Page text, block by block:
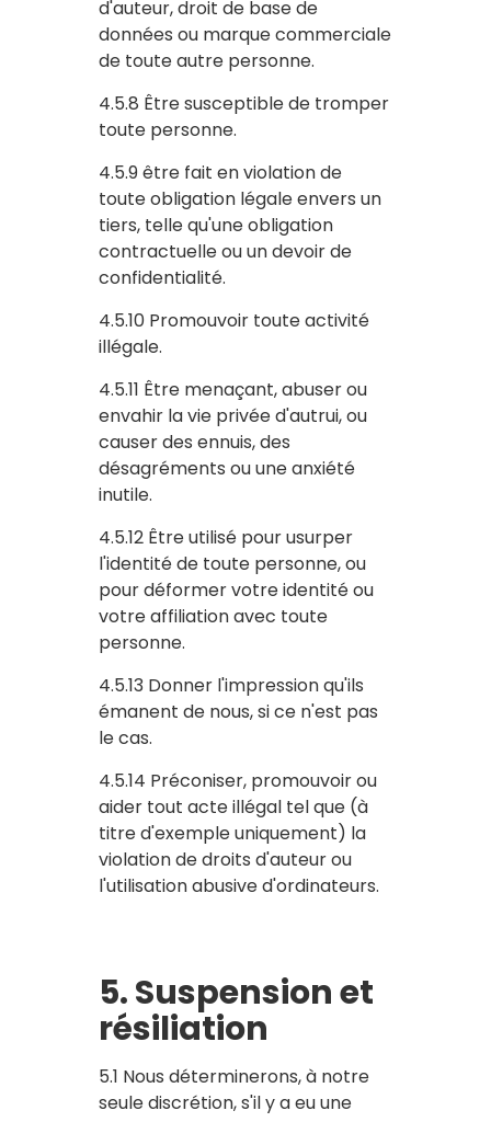
d'auteur, droit de base de
données ou marque commerciale
de toute autre personne.
4.5.8 Être susceptible de tromper
toute personne.
4.5.9 être fait en violation de
toute obligation légale envers un
tiers, telle qu'une obligation
contractuelle ou un devoir de
confidentialité.
4.5.10 Promouvoir toute activité
illégale.
4.5.11 Être menaçant, abuser ou
envahir la vie privée d'autrui, ou
causer des ennuis, des
désagréments ou une anxiété
inutile.
4.5.12 Être utilisé pour usurper
l'identité de toute personne, ou
pour déformer votre identité ou
votre affiliation avec toute
personne.
4.5.13 Donner l'impression qu'ils
émanent de nous, si ce n'est pas
le cas.
4.5.14 Préconiser, promouvoir ou
aider tout acte illégal tel que (à
titre d'exemple uniquement) la
violation de droits d'auteur ou
l'utilisation abusive d'ordinateurs.
5. Suspension et
résiliation
5.1 Nous déterminerons, à notre
seule discrétion, s'il y a eu une